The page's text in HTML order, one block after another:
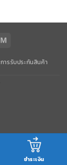
ชำระเงิน
การรับประกันสินค้า